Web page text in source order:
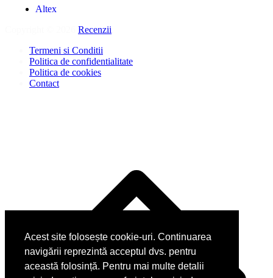
Acest site folosește cookie-uri. Continuarea
navigării reprezintă acceptul dvs. pentru
această folosință. Pentru mai multe detalii
Altex
Recenzii
Termeni si Conditii
Politica de confidentialitate
Politica de cookies
Contact